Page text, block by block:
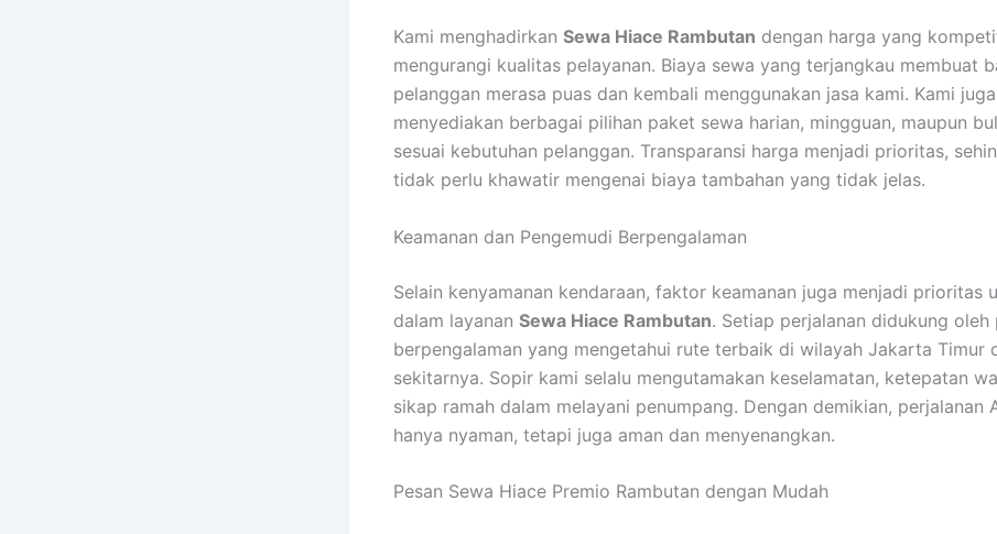
Kami menghadirkan Sewa Hiace Rambutan dengan harga yang
mengurangi kualitas pelayanan. Biaya sewa yang terjangkau membuat
pelanggan merasa puas dan kembali menggunakan jasa kami. Kami juga
menyediakan berbagai pilihan paket sewa harian, mingguan, maupun
sesuai kebutuhan pelanggan. Transparansi harga menjadi prioritas,
tidak perlu khawatir mengenai biaya tambahan yang tidak jelas.
Keamanan dan Pengemudi Berpengalaman
Selain kenyamanan kendaraan, faktor keamanan juga menjadi prioritas
dalam layanan Sewa Hiace Rambutan. Setiap perjalanan didukung oleh
berpengalaman yang mengetahui rute terbaik di wilayah Jakarta Timur
sekitarnya. Sopir kami selalu mengutamakan keselamatan, ketepatan
sikap ramah dalam melayani penumpang. Dengan demikian, perjalanan
hanya nyaman, tetapi juga aman dan menyenangkan.
Pesan Sewa Hiace Premio Rambutan dengan Mudah